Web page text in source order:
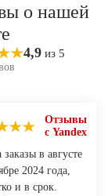
о нашей
4,9 из 5
Отзывы
с Yandex
заказы в августе
2024 года,
и в срок.